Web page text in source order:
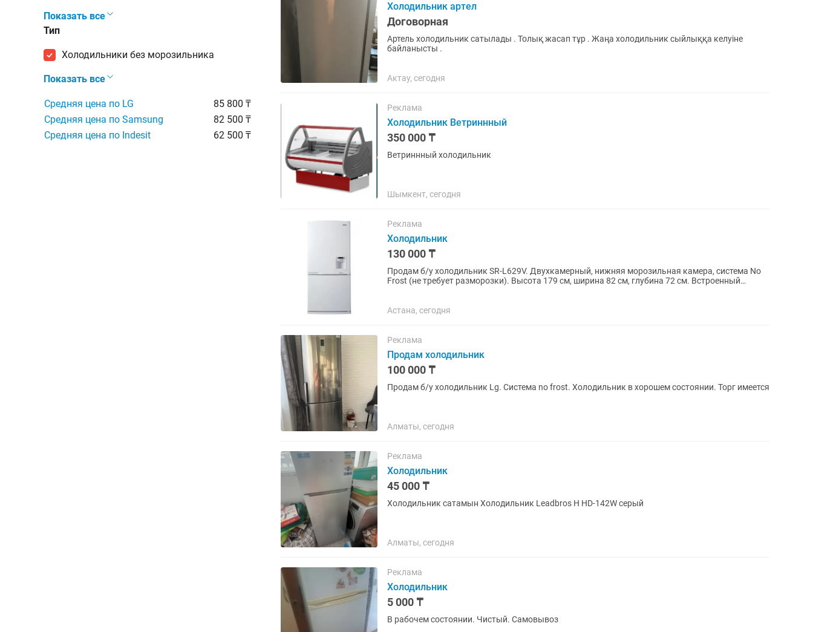
Показать все
Тип
холодильники без морозильника
Показать все
Средняя цена по LG
85 800 ₸
Средняя цена по Samsung
82 500 ₸
Средняя цена по Indesit
62 500 ₸
Холодильник артел
Договорная
Артель холодильник сатылады . Толық жасап тұр . Жаңа холодильник сыйлыққа келуіне
байланысты .
Актау, сегодня
Реклама
Холодильник Ветриннный
350 000 ₸
Ветриннный холодильник
Шымкент, сегодня
Реклама
Холодильник
130 000 ₸
Продам б/у холодильник SR-L629V. Двухкамерный, нижняя морозильная камера, система No
Frost (не требует разморозки). Высота 179 см, ширина 82 см, глубина 72 см. Встроенный
Астана, сегодня
Реклама
Продам холодильник
100 000 ₸
Продам б/у холодильник Lg. Система no frost. Холодильник в хорошем состоянии. Торг имеется
Алматы, сегодня
Реклама
Холодильник
45 000 ₸
Холодильник сатамын Холодильник Leadbros H HD-142W серый
Алматы, сегодня
Реклама
Холодильник
5 000 ₸
В рабочем состоянии. Чистый. Самовывоз